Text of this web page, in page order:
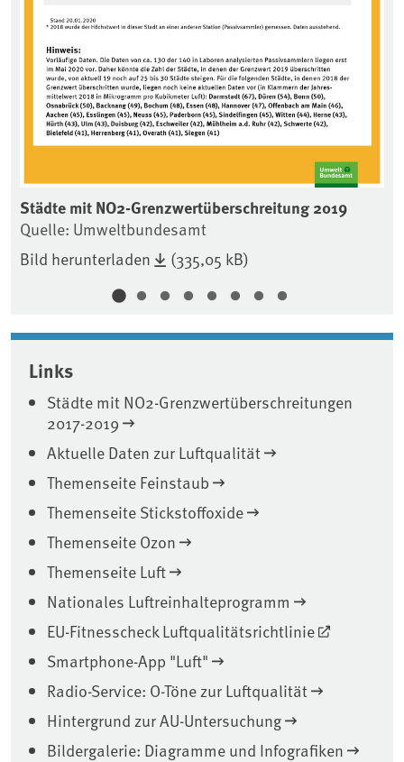
Städte mit NO2-Grenzwertüberschreitung 2019
Quelle: Umweltbundesamt
Bild herunterladen
(335,05 kB)
Links
Städte mit NO2-Grenzwertüberschreitungen
2017-2019
Aktuelle Daten zur Luftqualität
Themenseite Feinstaub
Themenseite Stickstoffoxide
Themenseite Ozon
Themenseite Luft
Nationales Luftreinhalteprogramm
EU-Fitnesscheck Luftqualitätsrichtlinie
Smartphone-App "Luft"
Radio-Service: O-Töne zur Luftqualität
Hintergrund zur AU-Untersuchung
Bildergalerie: Diagramme und Infografiken